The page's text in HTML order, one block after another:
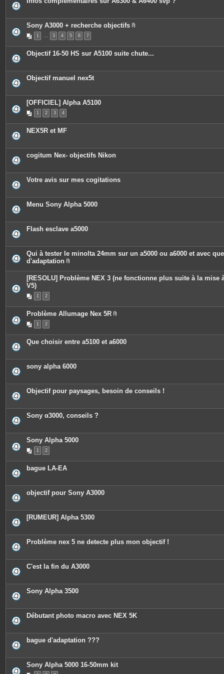
Sony A3000 + recherche objectifs
c
e
o
e
1 … 3 4 5 6 7
Objectif 16-50 HS sur A5100 suite chute...
Objectif manuel nex5t
[OFFICIEL] Alpha A5100
1 2 3 4
NEX5R et MF
cogitum Nex- objectifs Nikon
Votre avis sur mes cogitations
Menu Sony Alpha 5000
Flash esclave a5000
Qui à tester le minolta 24mm sur un a5000 ou a6000 et avec
d'adaptation
i
è
o
i
[RESOLU] Problème NEX 3 (ne fonctionne plus suite à la mise
V5)
1 2
Problème Allumage Nex 5R
c
e
o
e
s
1 2
Que choisir entre a5100 et a6000
sony alpha 6000
Objectif pour paysages, besoin de conseils !
Sony α3000, conseils ?
Sony Alpha 5000
1 2
bague LA-EA
objectif pour Sony A3000
[RUMEUR] Alpha 5300
Problème nex 5 ne detecte plus mon objectif !
C'est la fin du A3000
Sony Alpha 3500
Débutant photo macro avec NEX 5K
bague d'adaptation ???
Sony Alpha 5000 16-50mm kit